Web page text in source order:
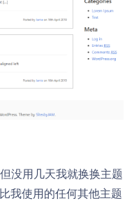
没用几天我就换换主题
我使用的任何其他主题